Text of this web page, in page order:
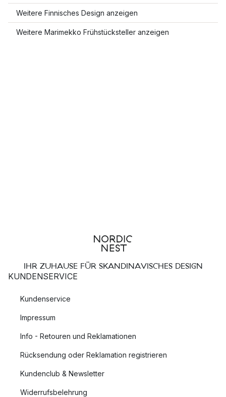
Weitere Finnisches Design anzeigen
Weitere Marimekko Frühstücksteller anzeigen
IHR ZUHAUSE FÜR SKANDINAVISCHES DESIGN
KUNDENSERVICE
Kundenservice
Impressum
Info - Retouren und Reklamationen
Rücksendung oder Reklamation registrieren
Kundenclub & Newsletter
Widerrufsbelehrung